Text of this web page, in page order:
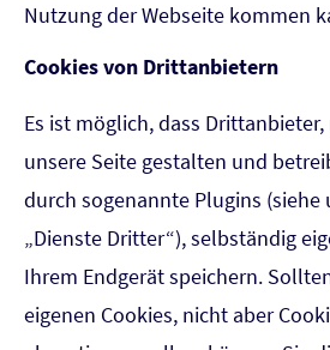
Nutzung der Webseite kommen
Cookies von Drittanbietern
Es ist möglich, dass
unsere Seite gestalten und
durch sogenannte Plugins
„Dienste Dritter“), selbständig
Ihrem Endgerät speichern.
eigenen Cookies, nicht aber